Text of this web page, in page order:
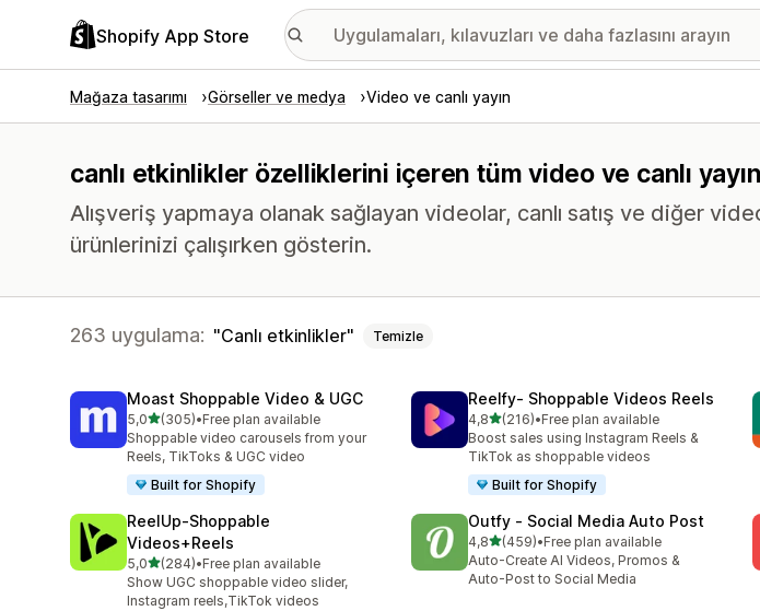
Shopify App Store
Mağaza tasarımı Görseller ve medya Video ve canlı yayın
canlı etkinlikler özelliklerini içeren tüm video ve canlı
Alışveriş yapmaya olanak sağlayan videolar, canlı satış ve diğer
ürünlerinizi çalışırken gösterin.
263 uygulama: Canlı etkinlikler Temizle
Moast Shoppable Video & UGC
5,05 yıldız üzerinden
(305)
toplam 305 değerlendirme
•Free plan available
Shoppable video carousels from your
Reels, TikToks & UGC video
Built for Shopify
Reelfy‑ Shoppable Videos Reels
4,85 yıldız üzerinden
(216)
toplam 216 değerlendirme
•Free plan available
Boost sales using Instagram Reels &
TikTok as shoppable videos
Built for Shopify
ReelUp‑Shoppable
Videos+Reels
5,05 yıldız üzerinden
(284)
toplam 284 değerlendirme
•Free plan available
Show UGC shoppable video slider,
Instagram reels,TikTok videos
Outfy ‑ Social Media Auto Post
4,85 yıldız üzerinden
(459)
toplam 459 değerlendirme
•Free plan available
Auto-Create AI Videos, Promos &
Auto-Post to Social Media